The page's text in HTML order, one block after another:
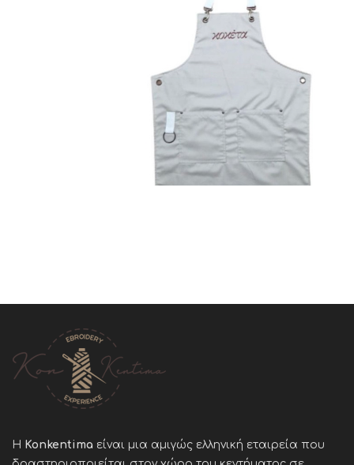
Ποδιές
Η Konkentima είναι μια αμιγώς ελληνική εταιρεία που